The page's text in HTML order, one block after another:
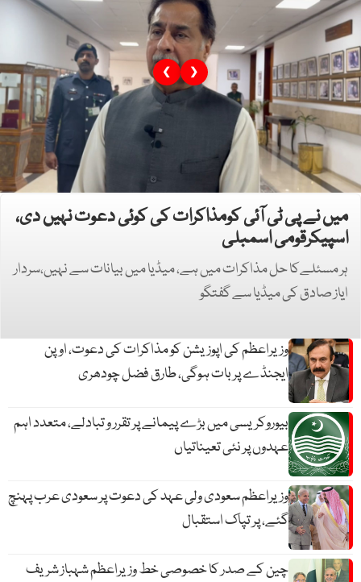
میں نے پی ٹی آئی کومذاکرات کی کوئی دعوت نہیں دی،
اسپیکرقومی اسمبلی
ہر مسئلےکا حل مذاکرات میں ہے، میڈیا میں بیانات سے نہیں،سردار
ایاز صادق کی میڈیا سے گفتگو
❮ ❯
وزیراعظم کی اپوزیشن کو مذاکرات کی دعوت، اوپن
ایجنڈے پر بات ہوگی، طارق فضل چودھری
بیوروکریسی میں بڑے پیمانے پر تقرر و تبادلے، متعدد اہم
عہدوں پر نئی تعیناتیاں
وزیراعظم سعودی ولی عہد کی دعوت پر سعودی عرب پہنچ
گئے، پر تپاک استقبال
چین کے صدر کا خصوصی خط وزیراعظم شہباز شریف